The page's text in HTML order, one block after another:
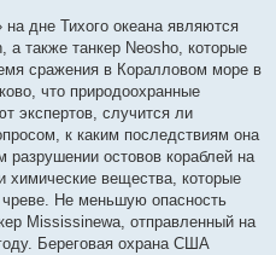
дне Тихого океана являются
а также танкер Neosho, которые
сражения в Коралловом море в
что природоохранные
экспертов, случится ли
к каким последствиям она
разрушении остовов кораблей на
химические вещества, которые
Не меньшую опасность
Mississinewa, отправленный на
Береговая охрана США